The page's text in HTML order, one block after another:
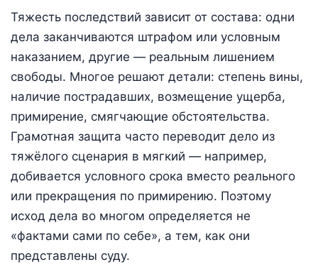
Тяжесть последствий зависит от состава: одни
дела заканчиваются штрафом или условным
наказанием, другие — реальным лишением
свободы. Многое решают детали: степень вины,
наличие пострадавших, возмещение ущерба,
примирение, смягчающие обстоятельства.
Грамотная защита часто переводит дело из
тяжёлого сценария в мягкий — например,
добивается условного срока вместо реального
или прекращения по примирению. Поэтому
исход дела во многом определяется не
«фактами сами по себе», а тем, как они
представлены суду.